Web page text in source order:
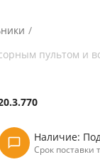
/
пультом
Наличие:
Срок поставки